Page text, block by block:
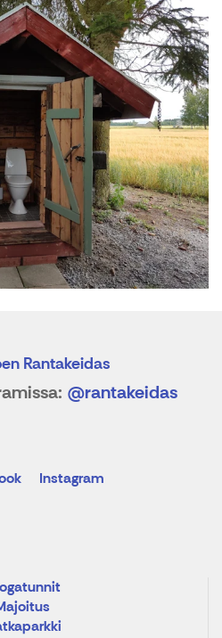
Rantakeidas
@rantakeidas
Instagram